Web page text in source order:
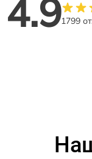
4.91799